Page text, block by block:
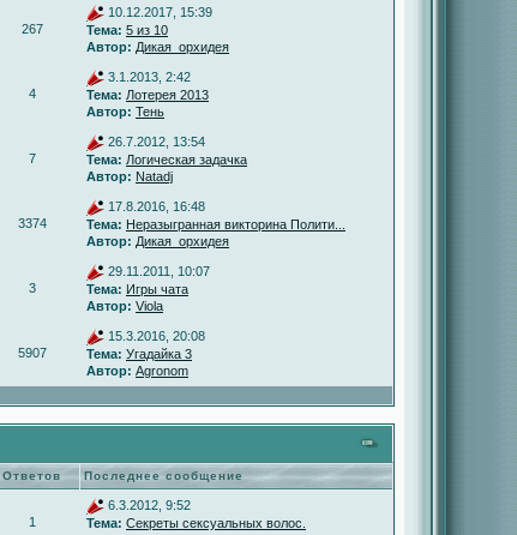
267
10.12.2017, 15:39
Тема: 5 из 10
Автор: Дикая_орхидея
4
3.1.2013, 2:42
Тема: Лотерея 2013
Автор: Тень
7
26.7.2012, 13:54
Тема: Логическая задачка
Автор: Natadj
3374
17.8.2016, 16:48
Тема: Неразыгранная викторина Полити...
Автор: Дикая_орхидея
3
29.11.2011, 10:07
Тема: Игры чата
Автор: Viola
5907
15.3.2016, 20:08
Тема: Угадайка 3
Автор: Agronom
Ответов Последнее сообщение
1
6.3.2012, 9:52
Тема: Секреты сексуальных волос.